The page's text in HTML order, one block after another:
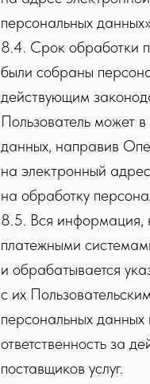
персональных
8.4. Срок обработки
были собраны
действующим
Пользователь может
данных, направив
на электронный
на обработку
8.5. Вся информация,
платежными
и обрабатывается
с их
персональных
ответственность за
поставщиков услуг.